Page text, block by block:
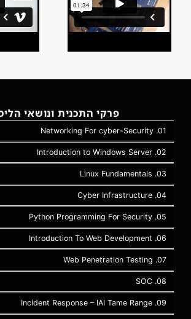
פרקי התכנית ונושאי
01. Networking For cyber-Security
02. Introduction to Windows Server
03. Linux Fundamentals
04. Cyber Infrastructure
05. Python Programming For Security
06. Introduction To Web Development
07. Web Penetration Testing
08. SOC
09. Incident Response – IAI Tame Range